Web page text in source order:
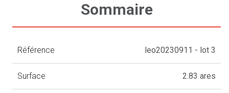
Sommaire
Référence leo20230911 - lot 3
Surface 2.83 ares